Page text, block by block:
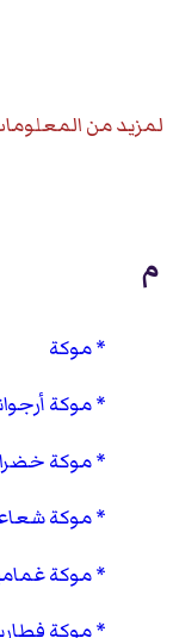
لمزيد من
م
موكة
موكة
موكة
موكة
موكة
موكة